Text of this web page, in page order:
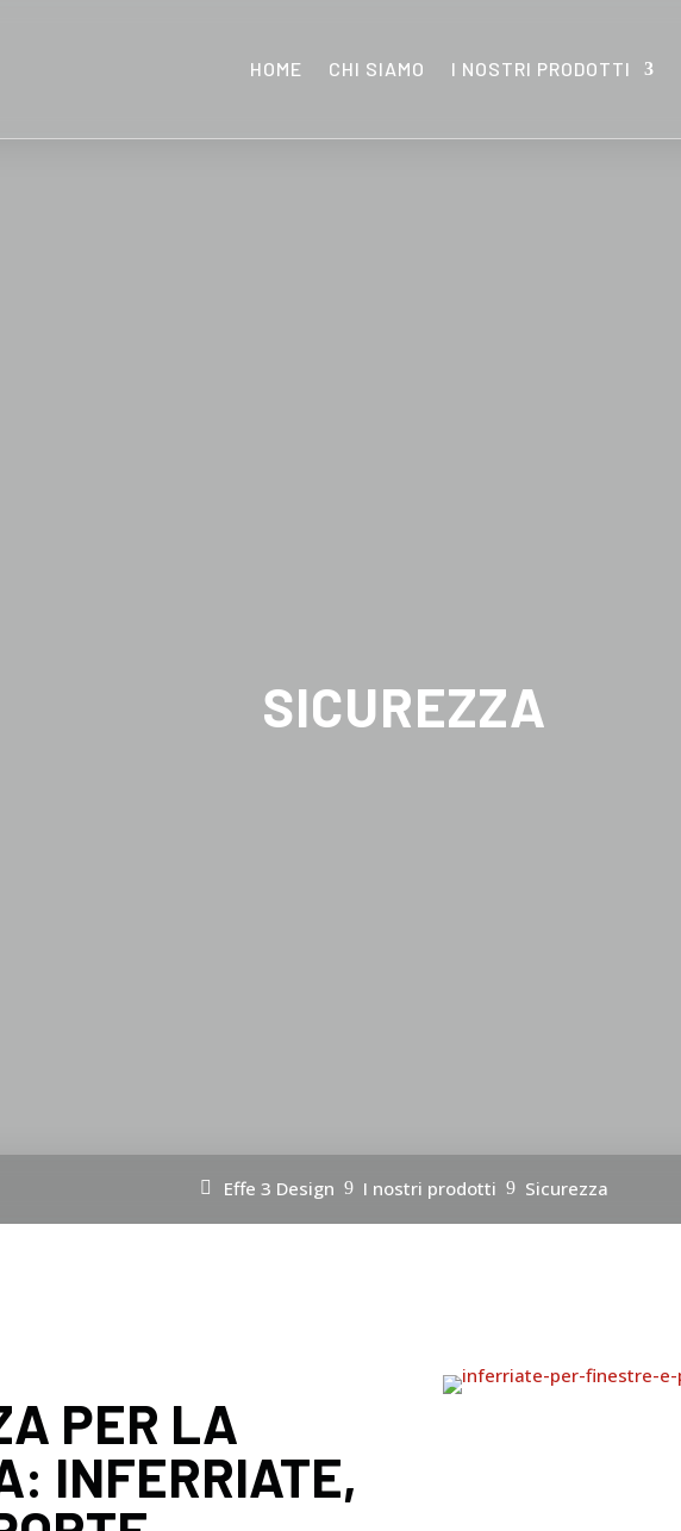
HOME CHI SIAMO I NOSTRI PRODOTTI
SICUREZZA
Effe 3 Design 9 I nostri prodotti 9 Sicurezza
PER LA
INFERRIATE,